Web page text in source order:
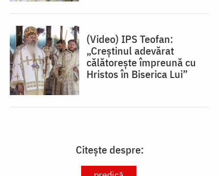
(Video) IPS Teofan:
„Creștinul adevărat
călătorește împreună cu
Hristos în Biserica Lui”
Citește despre: